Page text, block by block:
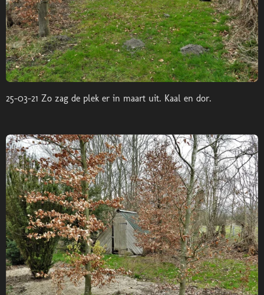
25-03-21 Zo zag de plek er in maart uit. Kaal en dor.